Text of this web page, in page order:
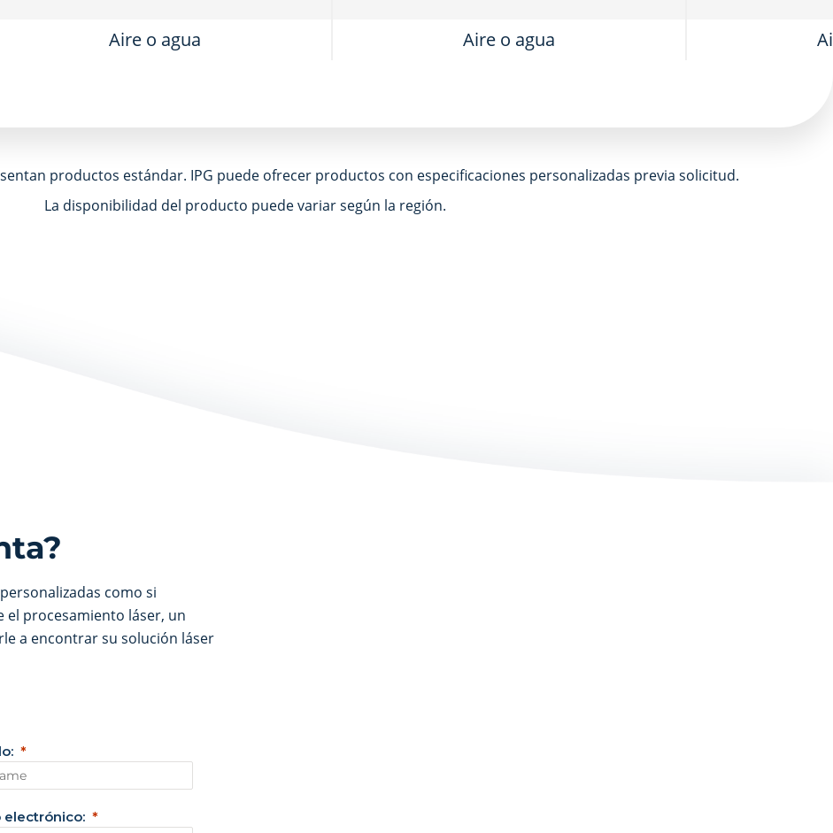
Aire o agua Aire o agua
productos estándar. IPG puede ofrecer productos con especificaciones personalizadas previa solicitud.
La disponibilidad del producto puede variar según la región.
como si
procesamiento láser, un
a encontrar su solución láser
electrónico: